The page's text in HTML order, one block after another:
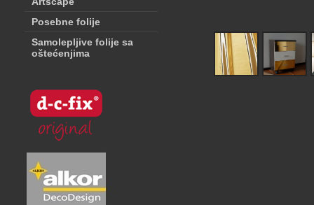
Posebne folije
Samolepljive folije sa
oštećenjima